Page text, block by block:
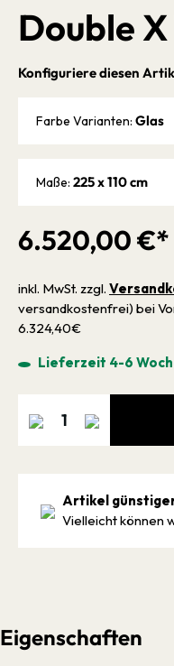
Double
6.520,00 €*
inkl. MwSt. zzgl.
versandkostenfrei) bei
6.324,40€
Lieferzeit 4-6
Konfiguriere diesen
Farbe Varianten: Glas
Maße: 225 x 110 cm
Artikel
Vielleicht können
Eigenschaften